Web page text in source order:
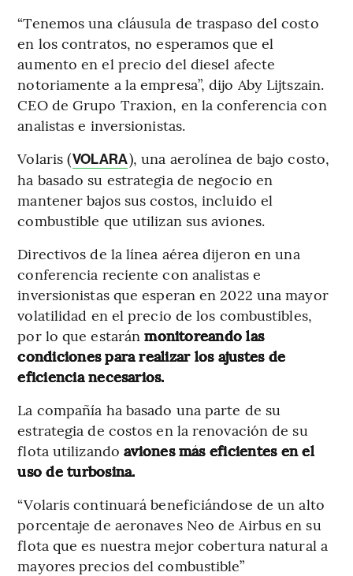
“Tenemos una cláusula de traspaso del costo
en los contratos, no esperamos que el
aumento en el precio del diesel afecte
notoriamente a la empresa”, dijo Aby Lijtszain.
CEO de Grupo Traxion, en la conferencia con
analistas e inversionistas.
Volaris (VOLARA), una aerolínea de bajo costo,
ha basado su estrategia de negocio en
mantener bajos sus costos, incluido el
combustible que utilizan sus aviones.
Directivos de la línea aérea dijeron en una
conferencia reciente con analistas e
inversionistas que esperan en 2022 una mayor
volatilidad en el precio de los combustibles,
por lo que estaránmonitoreando las
condiciones para realizar los ajustes de
eficiencia necesarios.
La compañía ha basado una parte de su
estrategia de costos en la renovación de su
flota utilizandoaviones más eficientes en el
uso de turbosina.
“Volaris continuará beneficiándose de un alto
porcentaje de aeronaves Neo de Airbus en su
flota que es nuestra mejor cobertura natural a
mayores precios del combustible”